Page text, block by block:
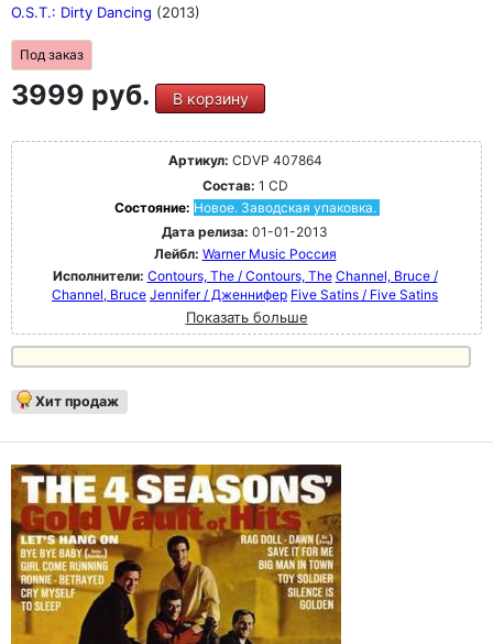
O.S.T.: Dirty Dancing (2013)
Под заказ
3999 руб. В корзину
Артикул: CDVP 407864
Состав: 1 CD
Состояние: Новое. Заводская упаковка.
Дата релиза: 01-01-2013
Лейбл: Warner Music Россия
Исполнители: Contours, The / Contours, The Channel, Bruce /
Channel, Bruce Jennifer / Дженнифер Five Satins / Five Satins
Показать больше
Хит продаж